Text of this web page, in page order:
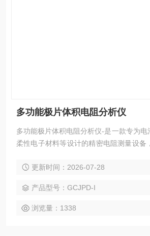
多功能极片体积电阻分析仪
多功能极片体积电阻分析仪-是一款专为电
柔性电子材料等设计的精密电阻测量设备
更新时间：2026-07-28
产品型号：GCJPD-I
浏览量：1338